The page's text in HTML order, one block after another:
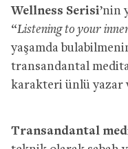
Wellness Serisi’nin
“Listening to your
yaşamda
transandantal
karakteri ünlü yazar
Transandantal